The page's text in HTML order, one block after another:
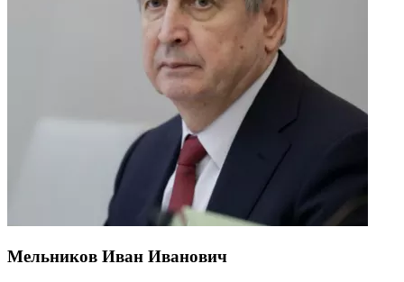
Мельников Иван Иванович